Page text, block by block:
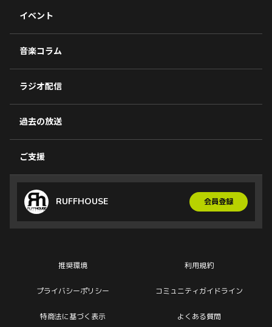
イベント
音楽コラム
ラジオ配信
過去の放送
ご支援
RUFFHOUSE 会員登録
推奨環境 利用規約
プライバシーポリシー コミュニティガイドライン
特商法に基づく表示 よくある質問